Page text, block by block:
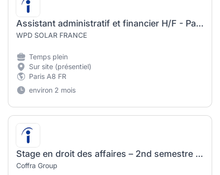
Assistant administratif et financier H/F - Paris
WPD SOLAR FRANCE
Temps plein
Sur site (présentiel)
Paris A8 FR
environ 2 mois
Stage en droit des affaires – 2nd semestre 2026 (H/F)
Coffra Group